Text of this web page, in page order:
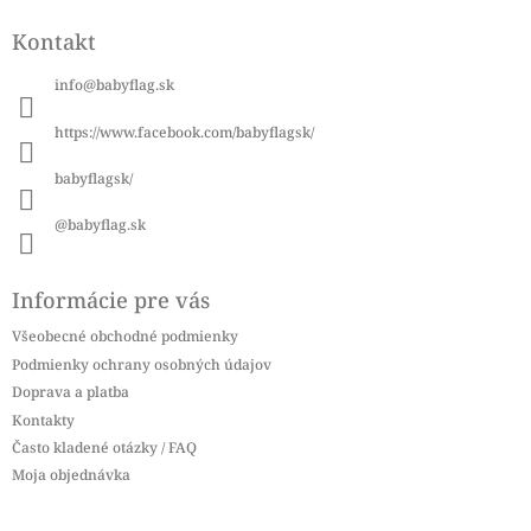
pKontakt
info@babyflag.sk
https://www.facebook.com/babyflagsk/
babyflagsk/
@babyflag.sk
Informácie pre vás
Všeobecné obchodné podmienky
Podmienky ochrany osobných údajov
Doprava a platba
Kontakty
Často kladené otázky / FAQ
Moja objednávka